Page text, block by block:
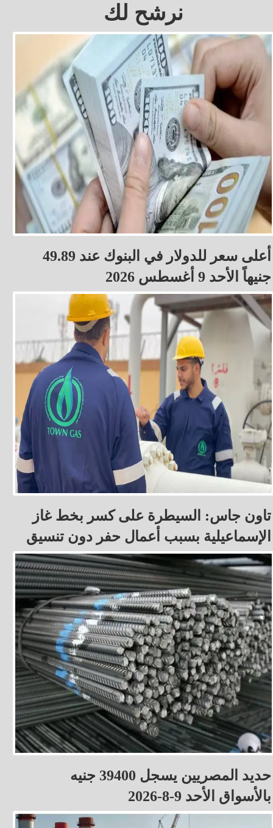
نرشح لك
أعلى سعر للدولار في البنوك عند 49.89
جنيهاً الأحد 9 أغسطس 2026
تاون جاس: السيطرة على كسر بخط غاز
الإسماعيلية بسبب أعمال حفر دون تنسيق
حديد المصريين يسجل 39400 جنيه
بالأسواق الأحد 9-8-2026